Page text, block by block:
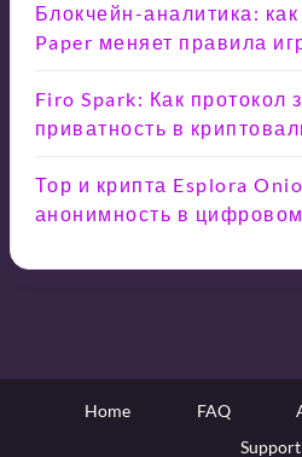
Блокчейн-аналитика:
Paper меняет правила
Firo Spark: Как протокол
приватность в
Тор и крипта Esplora
анонимность в
Home FAQ
Support